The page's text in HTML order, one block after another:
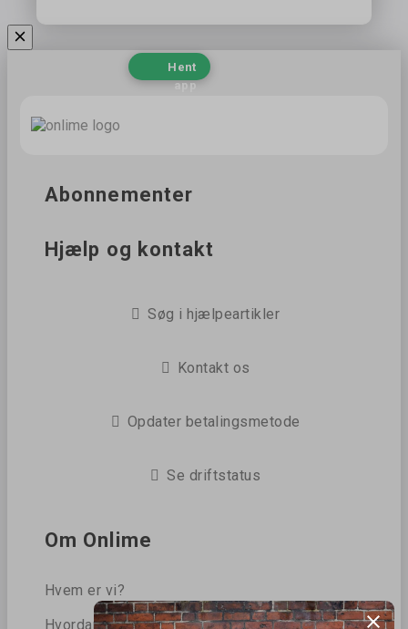
Hent
app
Abonnementer
Hjælp og kontakt
Søg i hjælpeartikler
Kontakt os
Opdater betalingsmetode
Se driftstatus
Om Onlime
Hvem er vi?
Hvordan beskytter vi dine data?